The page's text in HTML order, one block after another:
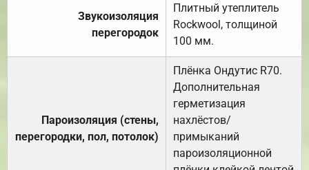
Звукоизоляция
перегородок
Плитный утеплитель
Rockwool, толщиной
100 мм.
Пароизоляция (стены,
перегородки, пол, потолок)
Плёнка Ондутис R70.
Дополнительная
герметизация
нахлёстов/
примыканий
пароизоляционной